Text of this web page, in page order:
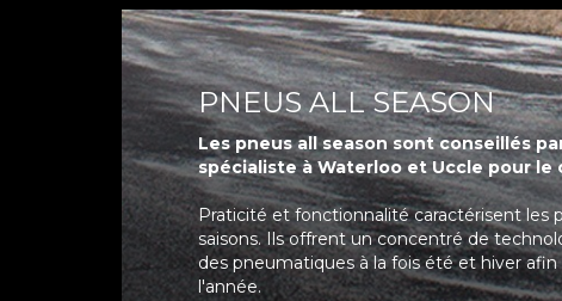
PNEUS ALL SEASON
Les pneus all season sont conseillés
spécialiste à Waterloo et Uccle pour le
Praticité et fonctionnalité caractérisent les
saisons. Ils offrent un concentré de
des pneumatiques à la fois été et hiver
l'année.